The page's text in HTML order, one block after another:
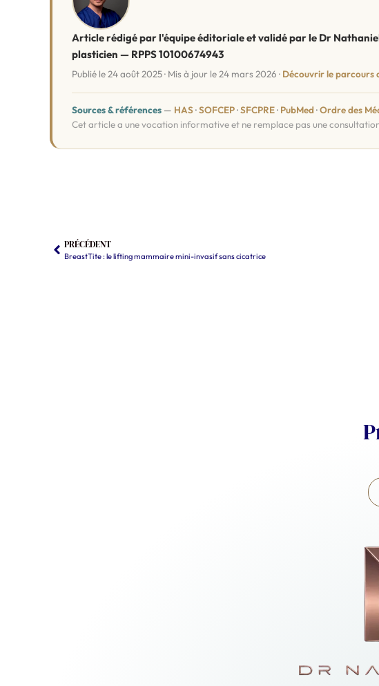
Article rédigé par l'équipe éditoriale et validé par le Dr
plasticien — RPPS 10100674943
Publié le 24 août 2025 · Mis à jour le 24 mars 2026 · Découvrir le parcours
Sources & références — HAS ·SOFCEP·SFCPRE· PubMed·Ordre des
Cet article a une vocation informative et ne remplace pas une
PRÉCÉDENT
BreastTite : le lifting mammaire mini-invasif sans cicatrice